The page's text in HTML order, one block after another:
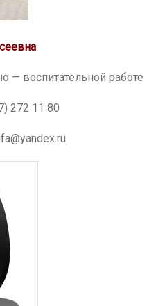
— воспитательной работе
272 11 80